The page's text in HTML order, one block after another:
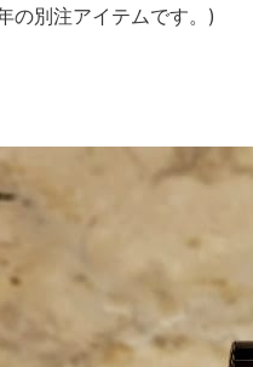
の別注アイテムです。)